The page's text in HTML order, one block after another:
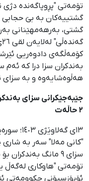
تۆمەتی "پڕوپاگەندە دژی
گشتییەکان بە بێ
گشتی، بەرهەمهێنانی
بەندکران سزا درا کە ئەم
هەڵوەشایەوە و بە سزای
جێبەجێکرانی سزای
٢ حاڵەت
١٣ی
"کانی مەلا" سەر بە شاری
سزای ٩ مانگ
تۆمەتی "هاوکاری لەگەڵ
ئۆپۆزسیۆنی حکوومەتی